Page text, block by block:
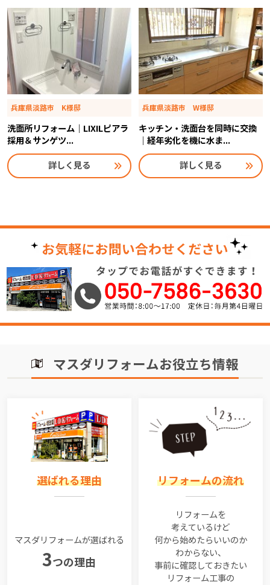
兵庫県淡路市 K様邸
洗面所リフォーム｜LIXILピアラ
採用＆サンゲツ...
詳しく見る
兵庫県淡路市 W様邸
キッチン・洗面台を同時に交換
｜経年劣化を機に水ま...
詳しく見る
マスダリフォームお役立ち情報
選ばれる理由
マスダリフォームが選ばれる
3つの理由
リフォームの流れ
リフォームを
考えているけど
何から始めたらいいのか
わからない、
事前に確認しておきたい
リフォーム工事の